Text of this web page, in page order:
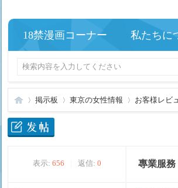
18禁漫画コーナー 私たちに
掲示板 東京の女性情報 お客様レビ
表示: 656 返信: 0 專業服